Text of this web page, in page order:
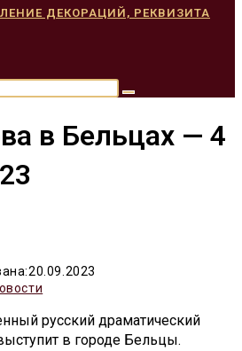
ДЕКОРАЦИЙ, РЕКВИЗИТА
в Бельцах — 4
20.09.2023
русский драматический
в городе Бельцы.